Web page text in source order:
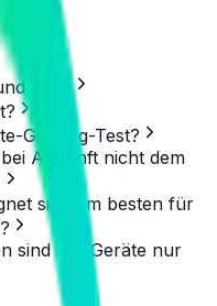
B/C?
Grading-Test?
Ankunft nicht dem
sich am besten für
sind US-Geräte nur